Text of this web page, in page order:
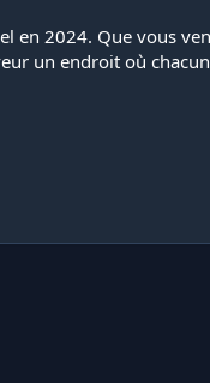
en 2024. Que vous
un endroit où